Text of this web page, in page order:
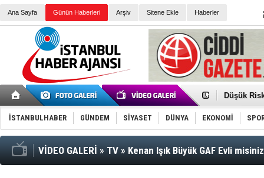
Ana Sayfa Günün Haberleri Arşiv Sitene Ekle Haberler
Düşük
Türk
Töreninde
İkinci El
Guguk
Sneaker
Erkek
İSTANBULHABER GÜNDEM SİYASET DÜNYA EKONOMİ
VİDEO GALERİ » TV » Kenan Işık Büyük GAF Evli